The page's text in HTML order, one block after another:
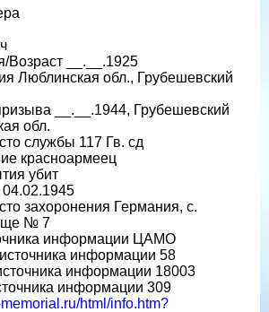
Возраст __.__.1925
Люблинская обл., Грубешевский
__.__.1944, Грубешевский
обл.
службы 117 Гв. сд
красноармеец
убит
захоронения Германия, с.
№ 7
информации ЦАМО
информации 58
информации 18003
информации 309
html/info.htm?